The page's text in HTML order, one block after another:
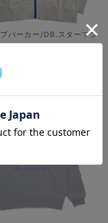
パーカー/DB.スターマン
¥8,800